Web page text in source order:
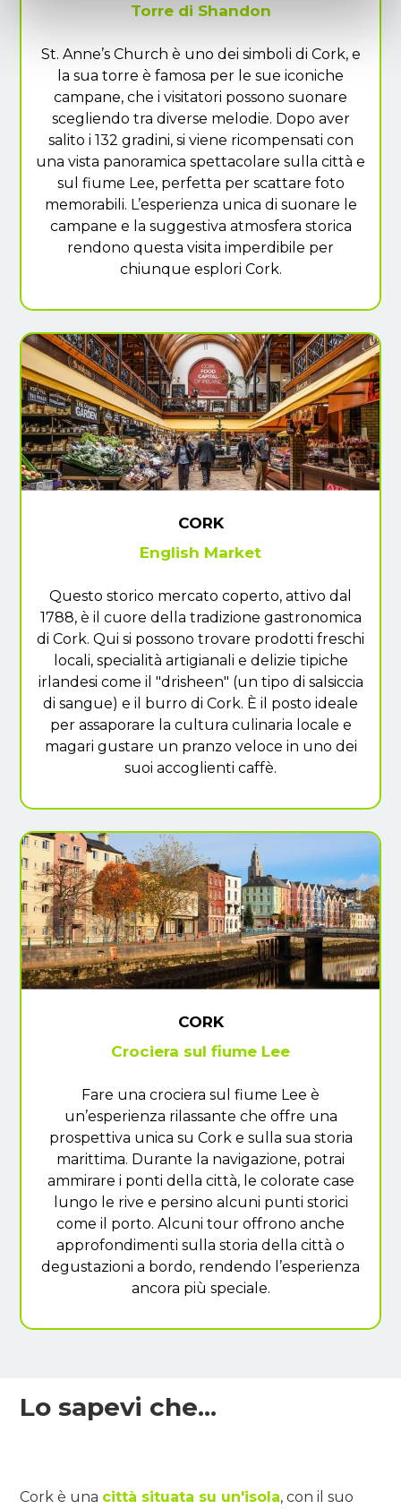
Torre di Shandon
St. Anne’s Church è uno dei simboli di Cork, e
la sua torre è famosa per le sue iconiche
campane, che i visitatori possono suonare
scegliendo tra diverse melodie. Dopo aver
salito i 132 gradini, si viene ricompensati con
una vista panoramica spettacolare sulla città e
sul fiume Lee, perfetta per scattare foto
memorabili. L’esperienza unica di suonare le
campane e la suggestiva atmosfera storica
rendono questa visita imperdibile per
chiunque esplori Cork.
CORK
English Market
Questo storico mercato coperto, attivo dal
1788, è il cuore della tradizione gastronomica
di Cork. Qui si possono trovare prodotti freschi
locali, specialità artigianali e delizie tipiche
irlandesi come il "drisheen" (un tipo di salsiccia
di sangue) e il burro di Cork. È il posto ideale
per assaporare la cultura culinaria locale e
magari gustare un pranzo veloce in uno dei
suoi accoglienti caffè.
CORK
Crociera sul fiume Lee
Fare una crociera sul fiume Lee è
un’esperienza rilassante che offre una
prospettiva unica su Cork e sulla sua storia
marittima. Durante la navigazione, potrai
ammirare i ponti della città, le colorate case
lungo le rive e persino alcuni punti storici
come il porto. Alcuni tour offrono anche
approfondimenti sulla storia della città o
degustazioni a bordo, rendendo l’esperienza
ancora più speciale.
Lo sapevi che...
Cork è una città situata su un'isola, con il suo